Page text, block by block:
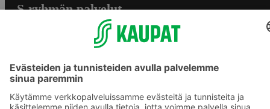
S-ryhmän palvelut
Yhteishyvä Ruoka -sovellus
S-ostoslista -sovellus
Prisma.fi